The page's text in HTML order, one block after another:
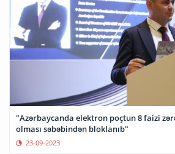
"Azərbaycanda elektron poçtun 8 faizi
olması səbəbindən bloklanıb"
23-09-2023